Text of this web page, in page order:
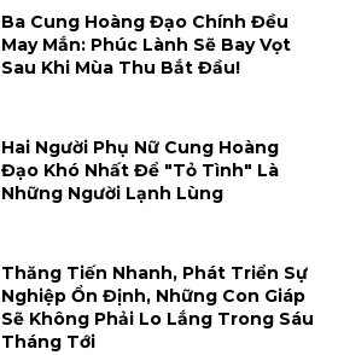
Ba Cung Hoàng Đạo Chính Đều
May Mắn: Phúc Lành Sẽ Bay Vọt
Sau Khi Mùa Thu Bắt Đầu!
Hai Người Phụ Nữ Cung Hoàng
Đạo Khó Nhất Để "tỏ Tình" Là
Những Người Lạnh Lùng
Thăng Tiến Nhanh, Phát Triển Sự
Nghiệp Ổn Định, Những Con Giáp
Sẽ Không Phải Lo Lắng Trong Sáu
Tháng Tới